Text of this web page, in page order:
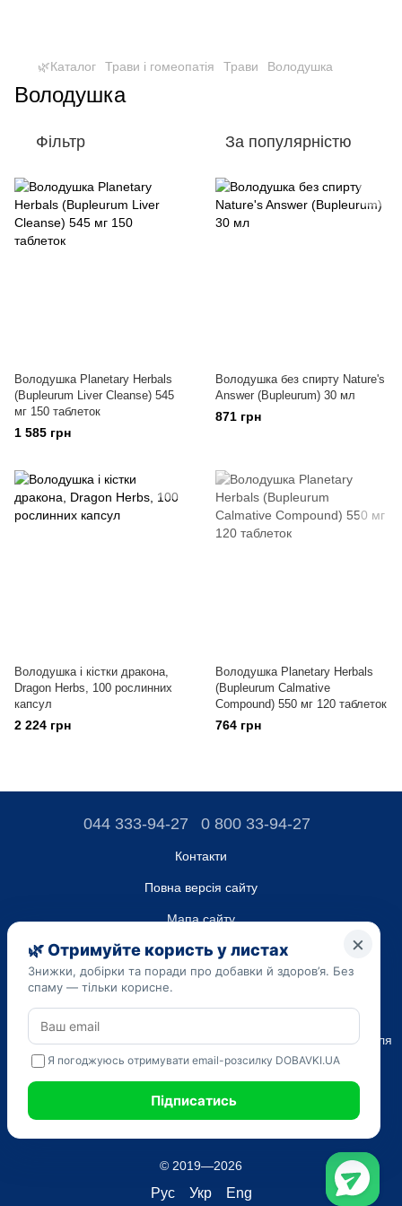
🌿Каталог Трави і гомеопатія Трави Володушка
Володушка
Фільтр За популярністю
Володушка Planetary Herbals
(Bupleurum Liver Cleanse) 545
мг 150 таблеток
1 585 грн
Володушка без спирту Nature's
Answer (Bupleurum) 30 мл
871 грн
Володушка і кістки дракона,
Dragon Herbs, 100 рослинних
капсул
2 224 грн
Володушка Planetary Herbals
(Bupleurum Calmative
Compound) 550 мг 120 таблеток
764 грн
044 333-94-27 0 800 33-94-27
Контакти
Повна версія сайту
Мапа сайту
ТОВ “ДО ЮА”,
Код ЄДРПОУ 45223262
Дата реєстрації 14.09.2023
Наведена на сайті dobavki.ua інформація носить виключно
Ознайомчий характер. Не використовуйте нашу інформацію для
діагностики та лікування. Тільки ваш Лікуючий лікар може
САМОЛІКУВАННЯ МОЖЕ БУТИ ШКІДЛИВИМ ДЛЯ ВАШОГО
© 2019—2026
Рус Укр Eng